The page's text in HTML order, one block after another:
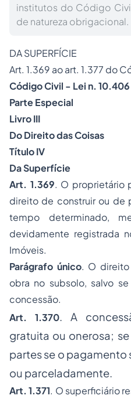
institutos do Código
de natureza obrigacional.
DA SUPERFÍCIE
Art. 1.369 ao art. 1.377 do
Código Civil - Lei n.
Parte Especial
Livro III
Do Direito das Coisas
Título IV
Da Superfície
Art. 1.369. O proprietário
direito de construir ou de
tempo determinado,
devidamente registrada
Imóveis.
Parágrafo único. O direito
obra no subsolo, salvo
concessão.
Art. 1.370. A
gratuita ou onerosa;
partes se o pagamento
ou parceladamente.
Art. 1.371. O superficiário